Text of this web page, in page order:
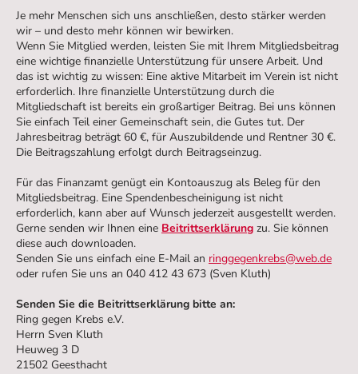
Je mehr Menschen sich uns anschließen, desto stärker werden
wir – und desto mehr können wir bewirken.
Wenn Sie Mitglied werden, leisten Sie mit Ihrem Mitgliedsbeitrag
eine wichtige finanzielle Unterstützung für unsere Arbeit. Und
das ist wichtig zu wissen: Eine aktive Mitarbeit im Verein ist nicht
erforderlich. Ihre finanzielle Unterstützung durch die
Mitgliedschaft ist bereits ein großartiger Beitrag. Bei uns können
Sie einfach Teil einer Gemeinschaft sein, die Gutes tut. Der
Jahresbeitrag beträgt 60 €, für Auszubildende und Rentner 30 €.
Die Beitragszahlung erfolgt durch Beitragseinzug.
Für das Finanzamt genügt ein Kontoauszug als Beleg für den
Mitgliedsbeitrag. Eine Spendenbescheinigung ist nicht
erforderlich, kann aber auf Wunsch jederzeit ausgestellt werden.
Gerne senden wir Ihnen eine Beitrittserklärung zu. Sie können
diese auch downloaden.
Senden Sie uns einfach eine E-Mail an ringgegenkrebs@web.de
oder rufen Sie uns an 040 412 43 673 (Sven Kluth)
Senden Sie die Beitrittserklärung bitte an:
Ring gegen Krebs e.V.
Herrn Sven Kluth
Heuweg 3 D
21502 Geesthacht